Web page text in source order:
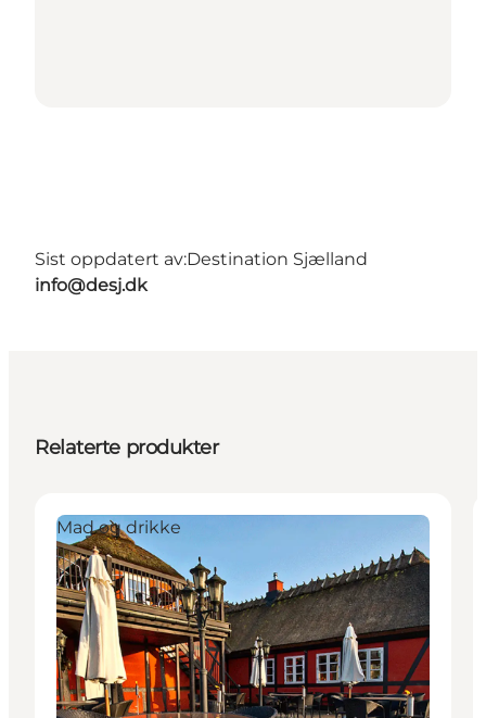
Sist oppdatert av:Destination Sjælland
info@desj.dk
Relaterte produkter
Mad og drikke